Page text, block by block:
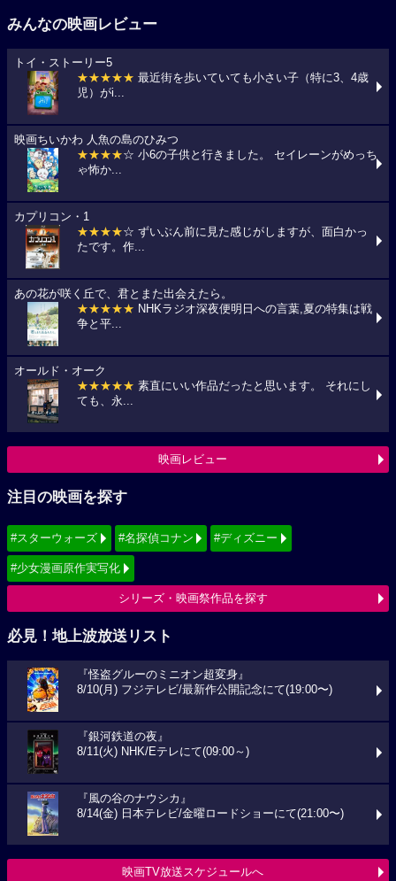
みんなの映画レビュー
トイ・ストーリー5
★★★★★ 最近街を歩いていても小さい子（特に3、4歳
児）がi...
映画ちいかわ 人魚の島のひみつ
★★★★☆ 小6の子供と行きました。 セイレーンがめっち
ゃ怖か...
カプリコン・1
★★★★☆ ずいぶん前に見た感じがしますが、面白かっ
たです。作...
あの花が咲く丘で、君とまた出会えたら。
★★★★★ NHKラジオ深夜便明日への言葉,夏の特集は戦
争と平...
オールド・オーク
★★★★★ 素直にいい作品だったと思います。 それにし
ても、永...
映画レビュー
注目の映画を探す
#スターウォーズ #名探偵コナン #ディズニー
#少女漫画原作実写化
シリーズ・映画祭作品を探す
必見！地上波放送リスト
『怪盗グルーのミニオン超変身』
8/10(月) フジテレビ/最新作公開記念にて(19:00〜)
『銀河鉄道の夜』
8/11(火) NHK/Eテレにて(09:00～)
『風の谷のナウシカ』
8/14(金) 日本テレビ/金曜ロードショーにて(21:00〜)
映画TV放送スケジュールへ